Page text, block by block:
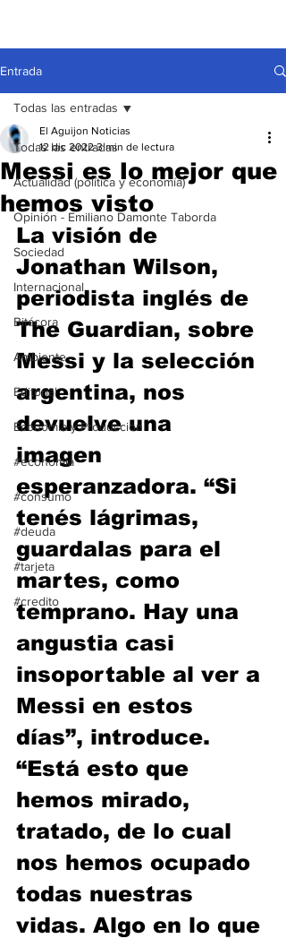
Entrada
Todas las entradas
Actualidad (política y economía)
Opinión - Emiliano Damonte Taborda
Sociedad
Internacional
Bitácora
Ambiente
Editorial
Economía y Producción
#economia
#consumo
#deuda
#tarjeta
#credito
Todas las entradas
Messi es lo mejor que
hemos visto
El Aguijon Noticias
12 dic 2022 3 min de lectura
La visión de
Jonathan Wilson,
periodista inglés de
The Guardian, sobre
Messi y la selección
argentina, nos
devuelve una
imagen
esperanzadora. “Si
tenés lágrimas,
guardalas para el
martes, como
temprano. Hay una
angustia casi
insoportable al ver a
Messi en estos
días”, introduce.
“Está esto que
hemos mirado,
tratado, de lo cual
nos hemos ocupado
todas nuestras
vidas. Algo en lo que